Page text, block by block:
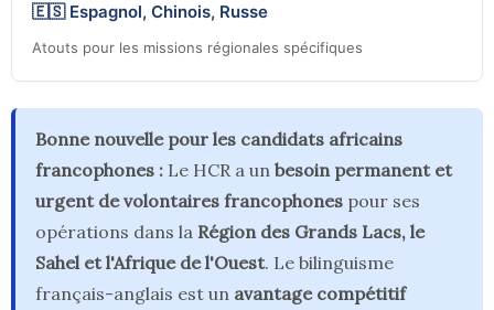
🇪🇸 Espagnol, Chinois, Russe
Atouts pour les missions régionales spécifiques
Bonne nouvelle pour les candidats africains
francophones : Le HCR a un besoin permanent et
urgent de volontaires francophones pour ses
opérations dans la Région des Grands Lacs, le
Sahel et l'Afrique de l'Ouest. Le bilinguisme
français-anglais est un avantage compétitif